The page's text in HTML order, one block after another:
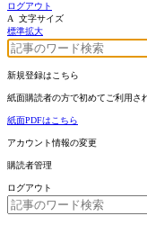
ログアウト
A 文字サイズ
標準拡大
新規登録はこちら
紙面購読者の方で初めてご利用さ
紙面PDFはこちら
アカウント情報の変更
購読者管理
ログアウト